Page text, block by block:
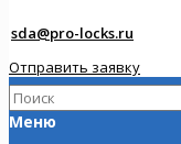
sda@pro-locks.ru
Отправить заявку
Меню